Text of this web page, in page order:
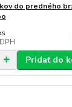
do predného
Pridať do